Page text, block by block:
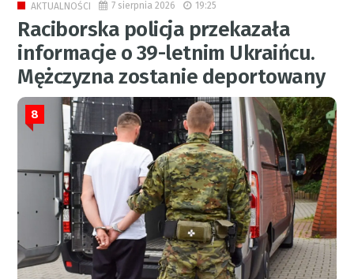
AKTUALNOŚCI 7 sierpnia 2026 19:25
Raciborska policja przekazała
informacje o 39-letnim Ukraińcu.
Mężczyzna zostanie deportowany
8